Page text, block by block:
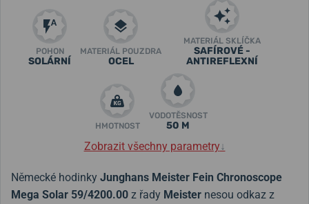
POHON
SOLÁRNÍ
MATERIÁL POUZDRA
OCEL
MATERIÁL SKLÍČKA
SAFÍROVÉ -
ANTIREFLEXNÍ
HMOTNOST
VODOTĚSNOST
50 M
Zobrazit všechny parametry↓
Německé hodinky Junghans Meister Fein Chronoscope
Mega Solar 59/4200.00 z řady Meister nesou odkaz z